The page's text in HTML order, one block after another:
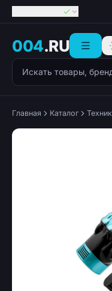
004.RU
Поиск товаров
Главная Каталог